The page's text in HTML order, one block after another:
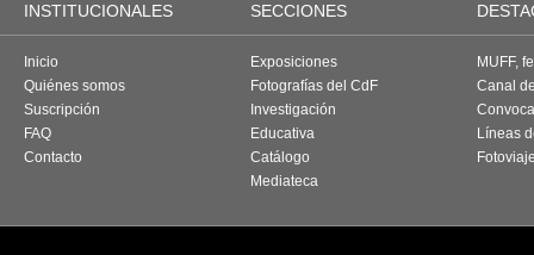
INSTITUCIONALES SECCIONES
Inicio
Quiénes somos
Suscripción
FAQ
Contacto
Exposiciones
Fotografías del CdF
Investigación
Educativa
Catálogo
Mediateca
MUFF,
Canal
Líneas